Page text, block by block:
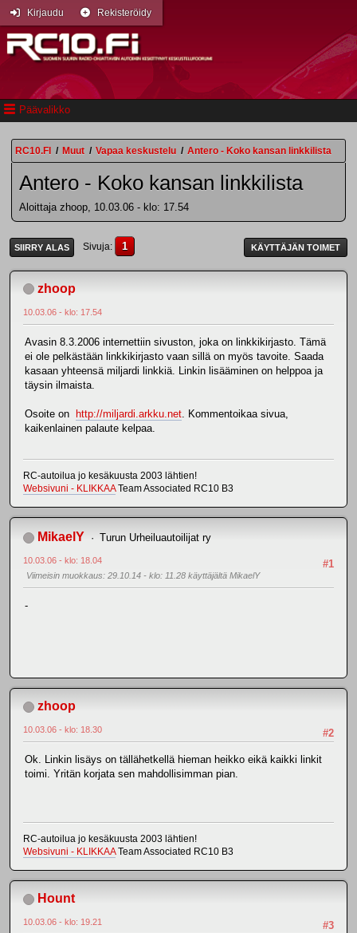
Päävalikko
Kirjaudu Rekisteröidy
RC10.FI / Muut / Vapaa keskustelu / Antero - Koko kansan linkkilista
Antero - Koko kansan linkkilista
Aloittaja zhoop, 10.03.06 - klo: 17.54
SIIRRY ALAS Sivuja 1 KÄYTTÄJÄN TOIMET
zhoop
10.03.06 - klo: 17.54
Avasin 8.3.2006 internettiin sivuston, joka on linkkikirjasto. Tämä
ei ole pelkästään linkkikirjasto vaan sillä on myös tavoite. Saada
kasaan yhteensä miljardi linkkiä. Linkin lisääminen on helppoa ja
täysin ilmaista.
Osoite on http://miljardi.arkku.net . Kommentoikaa sivua,
kaikenlainen palaute kelpaa.
RC-autoilua jo kesäkuusta 2003 lähtien!
Websivuni - KLIKKAATeam Associated RC10 B3
MikaelY Turun Urheiluautoilijat ry
#1
10.03.06 - klo: 18.04
Viimeisin muokkaus: 29.10.14 - klo: 11.28 käyttäjältä MikaelY
-
zhoop
#2
10.03.06 - klo: 18.30
Ok. Linkin lisäys on tällähetkellä hieman heikko eikä kaikki linkit
toimi. Yritän korjata sen mahdollisimman pian.
RC-autoilua jo kesäkuusta 2003 lähtien!
Websivuni - KLIKKAATeam Associated RC10 B3
Hount
#3
10.03.06 - klo: 19.21